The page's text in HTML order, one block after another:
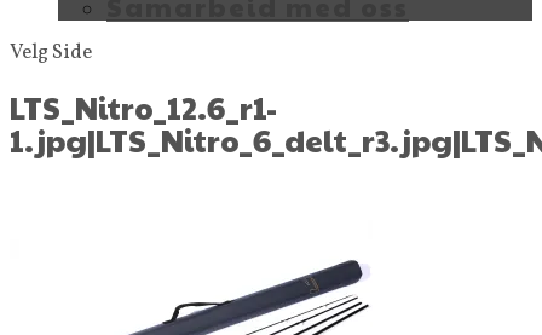
Velg Side
LTS_Nitro_12.6_r1-